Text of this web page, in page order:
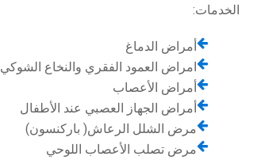
الخدمات:
أمراض الدماغ
امراض العمود الفقري والنخاع الشوكي
أمراض الأعصاب
أمراض الجهاز العصبي عند الأطفال
مرض الشلل الرعاش( باركنسون)
مرض تصلب الأعصاب اللوحي